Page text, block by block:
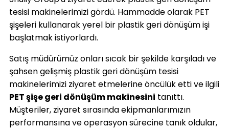
tesisi makinelerimizi gördü. Hammadde olarak PET
şişeleri kullanarak yerel bir plastik geri dönüşüm işi
başlatmak istiyorlardı.
Satış müdürümüz onları sıcak bir şekilde karşıladı ve
şahsen gelişmiş plastik geri dönüşüm tesisi
makinelerimizi ziyaret etmelerine öncülük etti ve ilgili
PET şişe geri dönüşüm makinesini tanıttı.
Müşteriler, ziyaret sırasında ekipmanlarımızın
performansına ve operasyon sürecine tanık oldular,